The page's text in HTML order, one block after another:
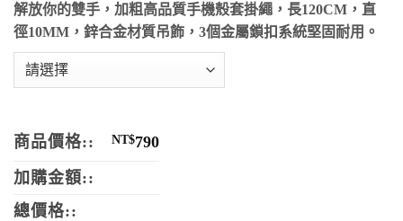
解放你的雙手，加粗高品質手機殼套掛繩，長120CM，直
徑10MM，鋅合金材質吊飾，3個金屬鎖扣系統堅固耐用。
商品價格:: NT$790
加購金額::
總價格::